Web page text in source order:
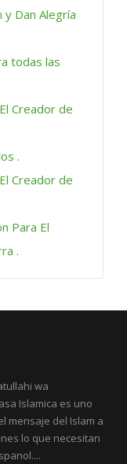
y Dan Alegría
todas las
Creador de
.
Creador de
Para El
.
wa
Islamica es uno
mensaje del Islam a
lo que necesitan